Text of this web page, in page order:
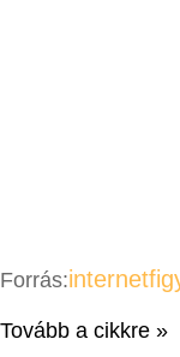
Forrás:
Tovább a cikkre »